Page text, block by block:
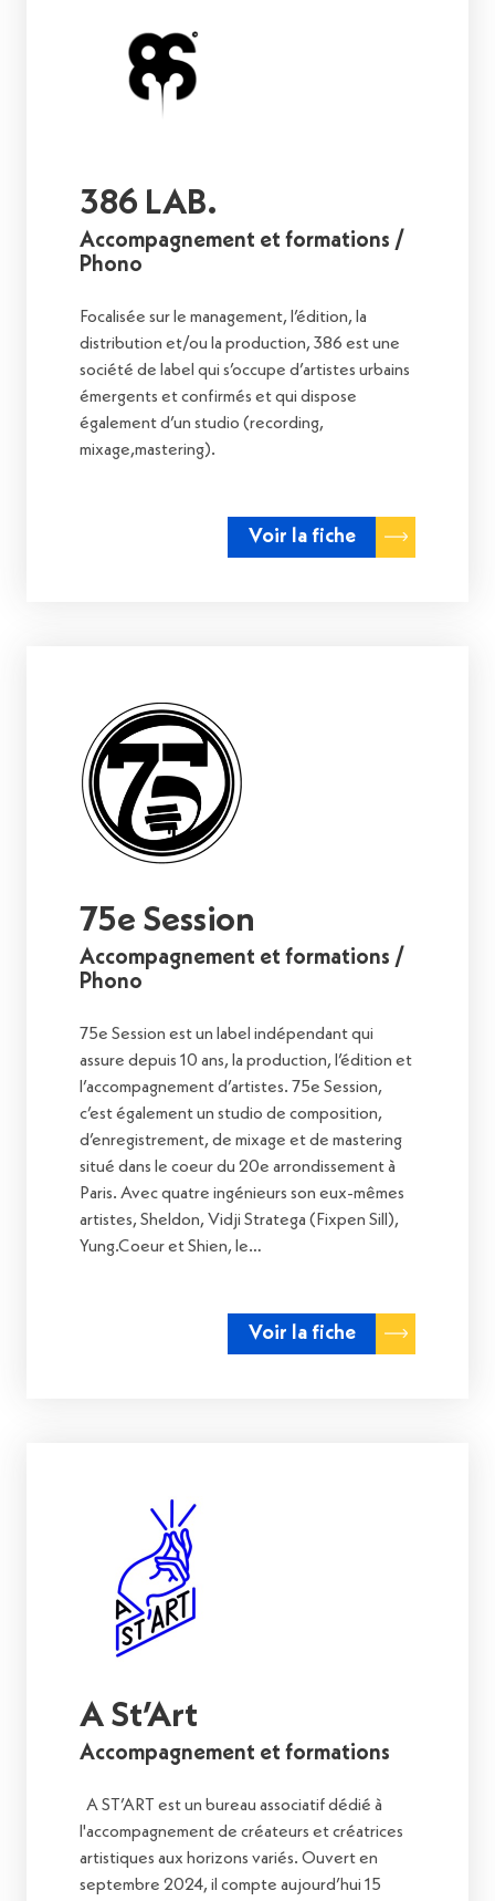
386 LAB.
Accompagnement et formations /
Phono
Focalisée sur le management, l’édition, la
distribution et/ou la production, 386 est une
société de label qui s’occupe d’artistes urbains
émergents et confirmés et qui dispose
également d’un studio (recording,
mixage,mastering).
Voir la fiche
75e Session
Accompagnement et formations /
Phono
75e Session est un label indépendant qui
assure depuis 10 ans, la production, l’édition et
l’accompagnement d’artistes. 75e Session,
c’est également un studio de composition,
d’enregistrement, de mixage et de mastering
situé dans le coeur du 20e arrondissement à
Paris. Avec quatre ingénieurs son eux-mêmes
artistes, Sheldon, Vidji Stratega (Fixpen Sill),
Yung.Coeur et Shien, le…
Voir la fiche
A St’Art
Accompagnement et formations
A ST’ART est un bureau associatif dédié à
l'accompagnement de créateurs et créatrices
artistiques aux horizons variés. Ouvert en
septembre 2024, il compte aujourd’hui 15